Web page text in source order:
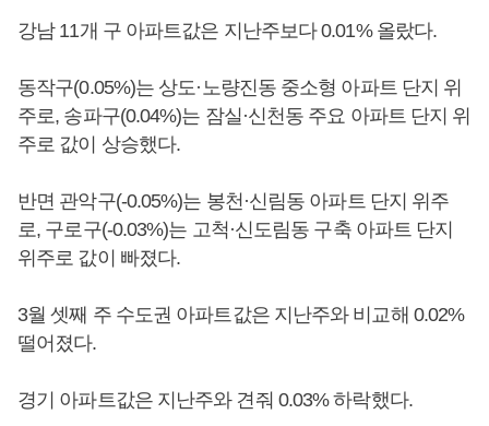
강남 11개 구 아파트값은 지난주보다 0.01% 올랐다.
동작구(0.05%)는 상도·노량진동 중소형 아파트 단지 위
주로, 송파구(0.04%)는 잠실·신천동 주요 아파트 단지 위
주로 값이 상승했다.
반면 관악구(-0.05%)는 봉천·신림동 아파트 단지 위주
로, 구로구(-0.03%)는 고척·신도림동 구축 아파트 단지
위주로 값이 빠졌다.
3월 셋째 주 수도권 아파트값은 지난주와 비교해 0.02%
떨어졌다.
경기 아파트값은 지난주와 견줘 0.03% 하락했다.